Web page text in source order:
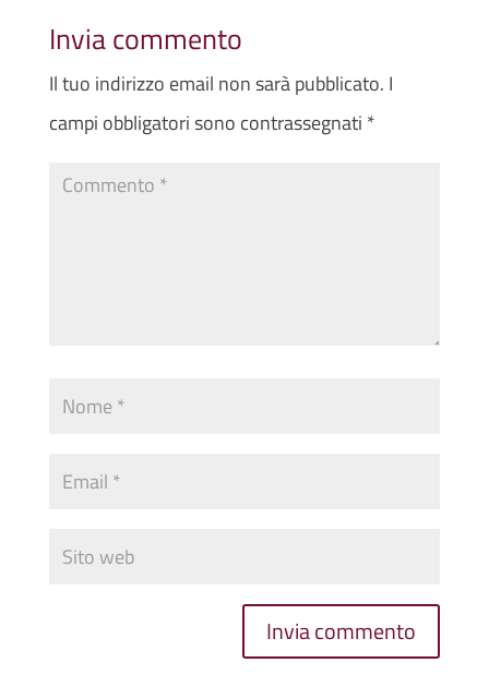
Invia commento
Il tuo indirizzo email non sarà pubblicato. I
campi obbligatori sono contrassegnati *